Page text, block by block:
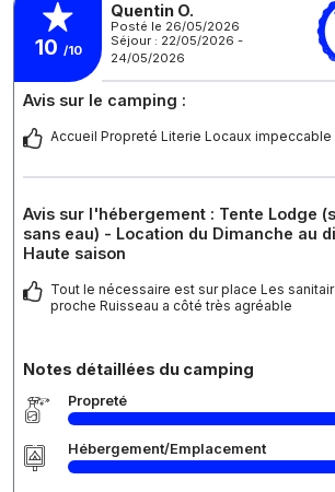
10 /10
Quentin O.
Posté le 26/05/2026
Séjour : 22/05/2026 -
24/05/2026
Avis sur le camping :
Accueil Propreté Literie Locaux impeccable
Avis sur l'hébergement : Tente Lodge
sans eau) - Location du Dimanche au
Haute saison
Tout le nécessaire est sur place Les
proche Ruisseau a côté très agréable
Notes détaillées du camping
Propreté
Hébergement/Emplacement